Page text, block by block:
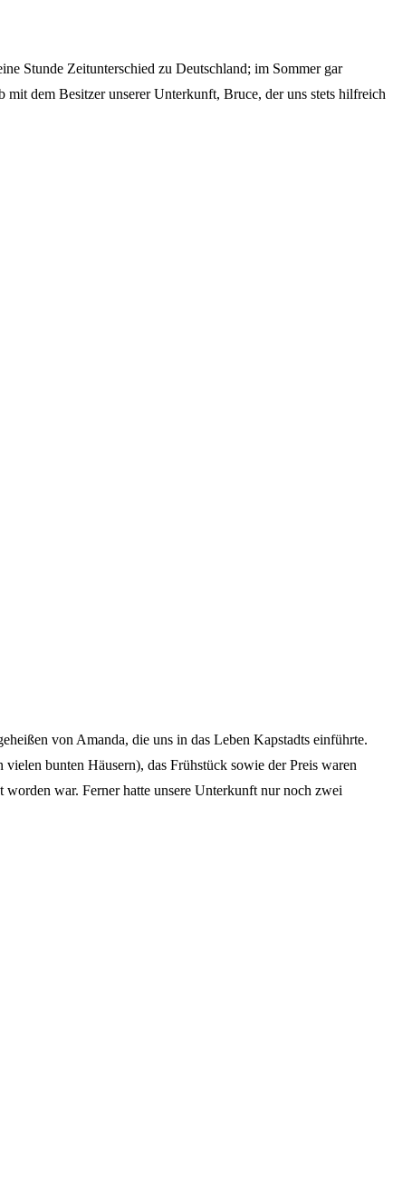
Stunde Zeitunterschied zu Deutschland; im Sommer gar
dem Besitzer unserer Unterkunft, Bruce, der uns stets hilfreich
von Amanda, die uns in das Leben Kapstadts einführte.
bunten Häusern), das Frühstück sowie der Preis waren
worden war. Ferner hatte unsere Unterkunft nur noch zwei